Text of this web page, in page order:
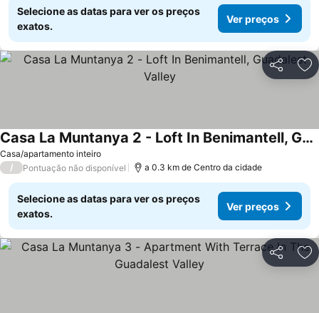
Selecione as datas para ver os preços
exatos.
Ver preços
Partilhar
Casa/apartamento inteiro
Casa La Muntanya 2 - Loft In Benimantell, Guadalest Valley
/ Pontuação não disponível a 0.3 km de Centro da cidade
Selecione as datas para ver os preços
exatos.
Ver preços
Partilhar